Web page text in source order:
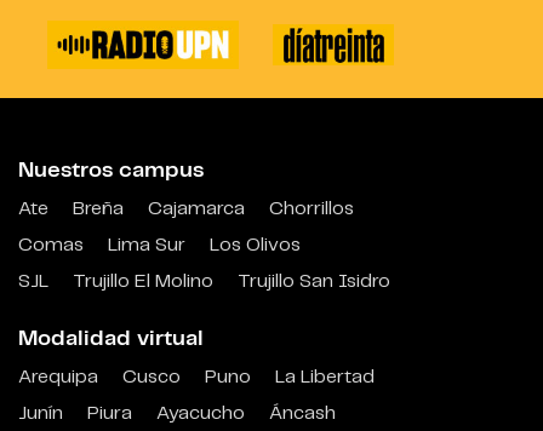
Nuestros campus
Ate Breña Cajamarca
Chorrillos
Comas
Lima Sur
Los Olivos
SJL
Trujillo El Molino Trujillo San Isidro
Modalidad virtual
Arequipa Cusco Puno
La Libertad
Junín
Piura Ayacucho Áncash